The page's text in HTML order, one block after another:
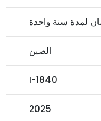
لمدة سنة واحدة
الصين
I-1840
2025